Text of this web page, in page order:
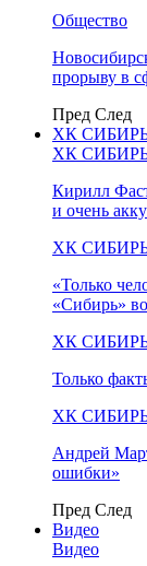
Общество
прорыву в
Пред След
ХК
ХК
Кирилл
и очень
ХК
«Только
«Сибирь»
ХК
Только
ХК
Андрей
ошибки»
Пред След
Видео
Видео